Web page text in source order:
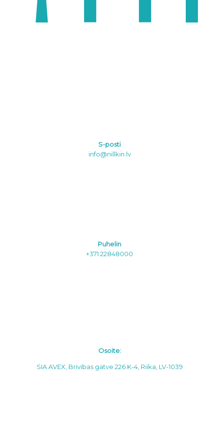
S-posti
info@nillkin.lv
Puhelin
+371 22848000
Osoite:
SIA AVEX, Brivibas gatve 226 K-4, Riika, LV-1039